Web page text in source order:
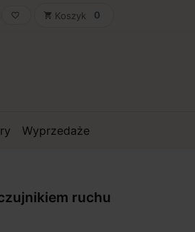
favorite_border shopping_cart Koszyk 0
Wyprzedaże
ruchu